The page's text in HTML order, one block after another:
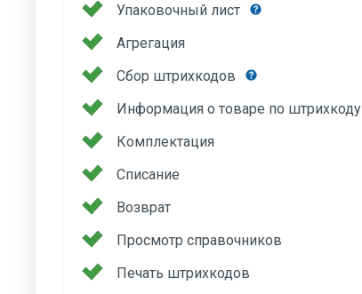
Упаковочный лист
Агрегация
Сбор штрихкодов
Информация о товаре по штрихкоду
Комплектация
Списание
Возврат
Просмотр справочников
Печать штрихкодов